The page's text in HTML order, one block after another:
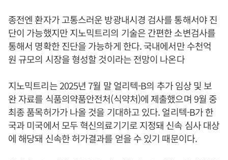
종전엔 환자가 고통스러운 방광내시경 검사를 통해서야 진
단이 가능했지만 지노믹트리의 기술은 간편한 소변검사를
통해서 명확한 진단을 가능하게 한다. 국내에서만 수천억
원 규모의 시장을 형성할 것이라는 전망이 나온다
지노믹트리는 2025년 7월 말 얼리텍-B의 추가 임상 및 보
완 자료를 식품의약품안전처(식약처)에 제출했으며 9월 중
최종 품목허가가 나올 것을 기대하고 있다. 얼리텍-B가 한
국과 미국에서 모두 혁신의료기기로 지정돼 신속 심사 대상
에 해당돼 신속한 허가결과를 얻을 수 있기 때문이다.